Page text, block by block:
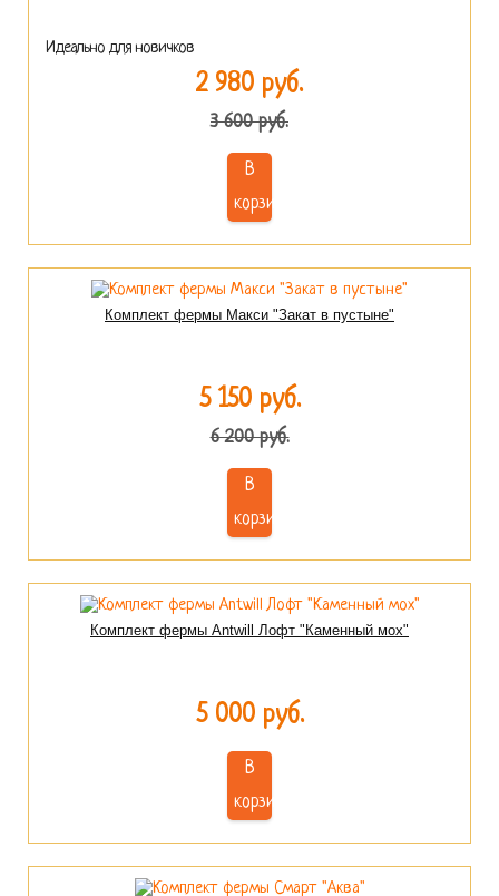
Идеально для новичков
2 980 руб.
3 600 руб.
В
корзину
Комплект фермы Макси "Закат в пустыне"
5 150 руб.
6 200 руб.
В
корзину
Комплект фермы Antwill Лофт "Каменный мох"
5 000 руб.
В
корзину